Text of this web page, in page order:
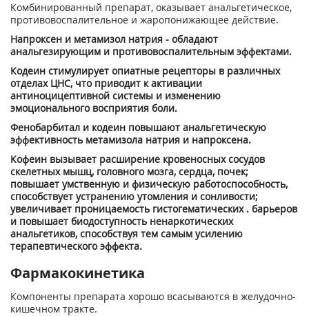
Комбинированный препарат, оказывает анальгетическое,
противовоспалительное и жаропонижающее действие.
Напроксен и метамизол натрия - обладают
анальгезирующим и противовоспалительным эффектами.
Кодеин стимулирует опиатные рецепторы в различных
отделах ЦНС, что приводит к активации
антиноцицептивной системы и изменению
эмоционального восприятия боли.
Фенобарбитал и кодеин повышают анальгетическую
эффективность метамизола натрия и напроксена.
Кофеин вызывает расширение кровеносных сосудов
скелетных мышц, головного мозга, сердца, почек;
повышает умственную и физическую работоспособность,
способствует устранению утомления и сонливости;
увеличивает проницаемость гистогематических . барьеров
и повышает биодоступность ненаркотических
анальгетиков, способствуя тем самым усилению
терапевтического эффекта.
Фармакокинетика
Компоненты препарата хорошо всасываются в желудочно-
кишечном тракте.